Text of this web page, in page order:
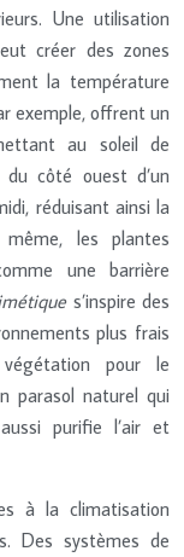
Une utilisation
créer des zones
la température
exemple, offrent un
au soleil de
côté ouest d’un
réduisant ainsi la
les plantes
une barrière
s’inspire des
plus frais
pour le
parasol naturel qui
purifie l’air et
à la climatisation
Des systèmes de